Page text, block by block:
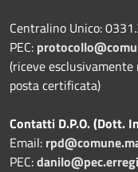
Centralino Unico:
PEC:
(riceve
posta certificata)
Contatti D.P.O. (Dott.
Email:
PEC: